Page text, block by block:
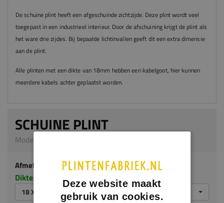
De schuine plint heeft een afgeschuinde zichtzijde. Deze plint wordt veel
toegepast in een industrieel interieur. Door de afschuining krijgt de plint als
het ware drie zijdes. Bij bepaalde lichtinvallen geeft dit een extra dimensie
aan de plint.
Alle plinten met een dikte van 18mm hebben een kabelgoot, hier kunnen
meerdere kabels achter geplaatst worden.
SCHUINE PLINT
Model M102 | 18 x 140 mm | MDF ecologisch
Afmeting
Dikte x hoogte in millimeters
18 X 140 MM
Deze website maakt
gebruik van cookies.